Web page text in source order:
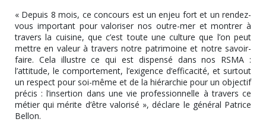
« Depuis 8 mois, ce concours est un enjeu fort et un rendez-
vous important pour valoriser nos outre-mer et montrer à
travers la cuisine, que c’est toute une culture que l’on peut
mettre en valeur à travers notre patrimoine et notre savoir-
faire. Cela illustre ce qui est dispensé dans nos RSMA :
l’attitude, le comportement, l’exigence d’efficacité, et surtout
un respect pour soi-même et de la hiérarchie pour un objectif
précis : l’insertion dans une vie professionnelle à travers ce
métier qui mérite d’être valorisé », déclare le général Patrice
Bellon.